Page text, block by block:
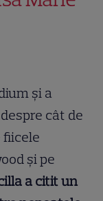
și a
cât de
fiicele
și pe
a citit un